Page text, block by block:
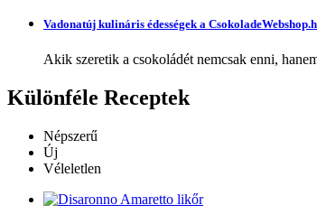
Vadonatúj kulináris édességek a
Akik szeretik a csokoládét nemcsak enni,
Különféle Receptek
Népszerű
Új
Véleletlen